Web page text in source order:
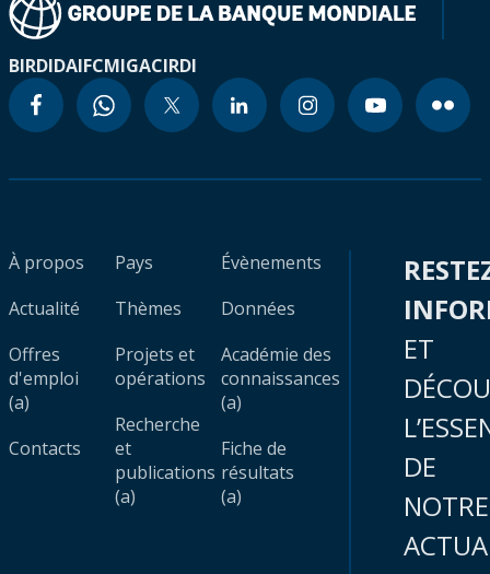
BIRDIDAIFCMIGACIRDI
À propos
Actualité
Offres
d'emploi
(a)
Contacts
Pays
Thèmes
Projets et
opérations
Recherche
et
publications
(a)
Évènements
Données
Académie des
connaissances
(a)
Fiche de
résultats
(a)
ET
DE
NOTRE